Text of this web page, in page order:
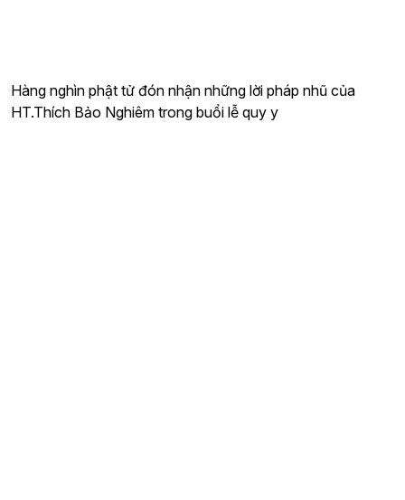
Hàng nghìn phật tử đón nhận những lời pháp nhũ của
HT.Thích Bảo Nghiêm trong buổi lễ quy y